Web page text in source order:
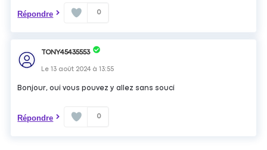
Répondre 0
TONY45435553
Le13 août 2024 à13:55
Bonjour, oui vous pouvez y allez sans souci
Répondre 0